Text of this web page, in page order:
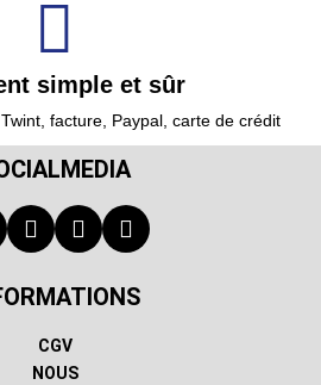
simple et sûr
facture, Paypal, carte de crédit
CGV
NOUS